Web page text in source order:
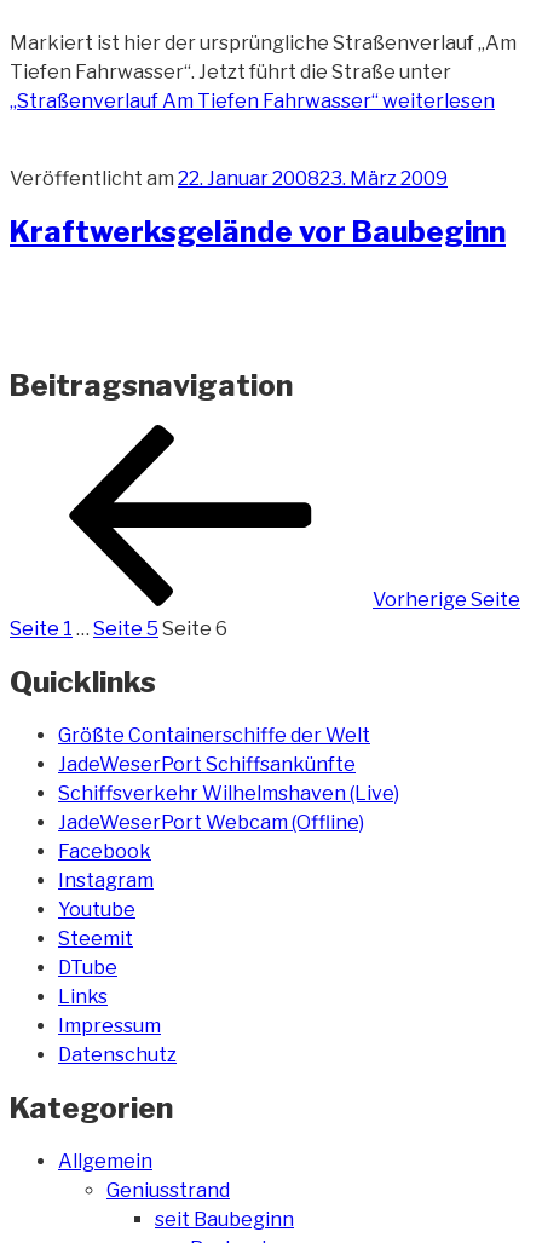
Markiert ist hier der ursprüngliche Straßenverlauf „Am
Tiefen Fahrwasser“. Jetzt führt die Straße unter
„Straßenverlauf Am Tiefen Fahrwasser“weiterlesen
Veröffentlicht am 22. Januar 200823. März 2009
Kraftwerksgelände vor Baubeginn
Beitragsnavigation
Vorherige Seite
Seite 1 … Seite 5 Seite 6
Quicklinks
Größte Containerschiffe der Welt
JadeWeserPort Schiffsankünfte
Schiffsverkehr Wilhelmshaven (Live)
JadeWeserPort Webcam (Offline)
Facebook
Instagram
Youtube
Steemit
DTube
Links
Impressum
Datenschutz
Kategorien
Allgemein
Geniusstrand
seit Baubeginn